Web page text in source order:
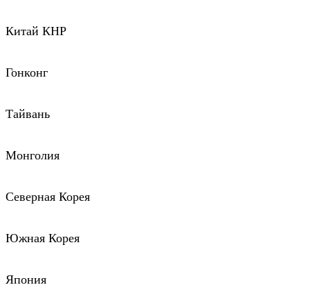
Китай КНР
Гонконг
Тайвань
Монголия
Северная Корея
Южная Корея
Япония